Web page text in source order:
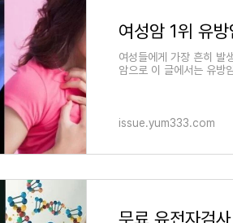
여성들에게 가장 흔히 발
암으로 이 글에서는 유방
issue.yum333.com